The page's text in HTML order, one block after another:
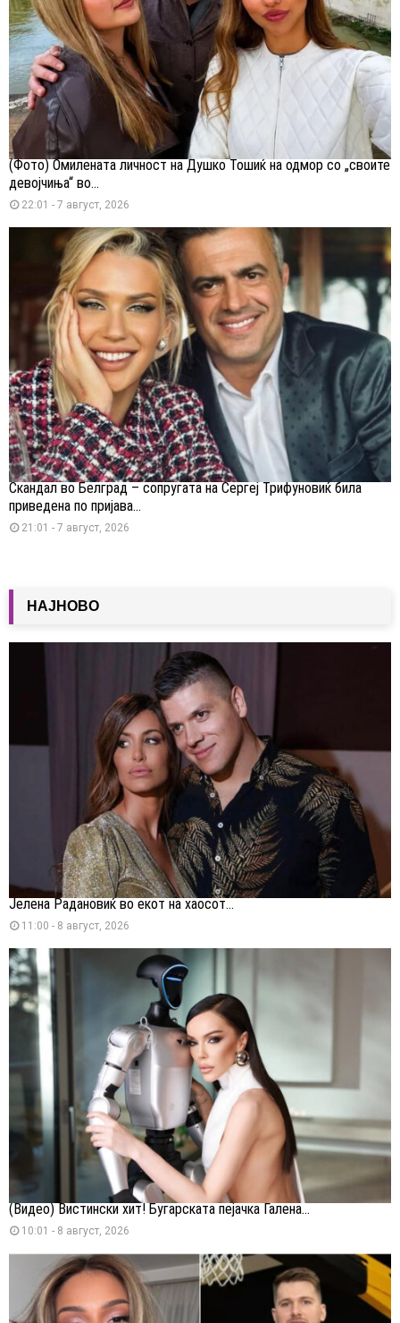
(Фото) Омилената личност на Душко Тошиќ на одмор со „своите
девојчиња“ во...
22:01 - 7 август, 2026
Скандал во Белград – сопругата на Сергеј Трифуновиќ била
приведена по пријава...
21:01 - 7 август, 2026
НАЈНОВО
Јелена Радановиќ во екот на хаосот...
11:00 - 8 август, 2026
(Видео) Вистински хит! Бугарската пејачка Галена...
10:01 - 8 август, 2026